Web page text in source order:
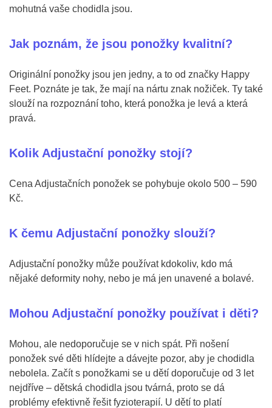
mohutná vaše chodidla jsou.
Jak poznám, že jsou ponožky kvalitní?
Originální ponožky jsou jen jedny, a to od značky Happy
Feet. Poznáte je tak, že mají na nártu znak nožiček. Ty také
slouží na rozpoznání toho, která ponožka je levá a která
pravá.
Kolik Adjustační ponožky stojí?
Cena Adjustačních ponožek se pohybuje okolo 500 – 590
Kč.
K čemu Adjustační ponožky slouží?
Adjustační ponožky může používat kdokoliv, kdo má
nějaké deformity nohy, nebo je má jen unavené a bolavé.
Mohou Adjustační ponožky používat i děti?
Mohou, ale nedoporučuje se v nich spát. Při nošení
ponožek své děti hlídejte a dávejte pozor, aby je chodidla
nebolela. Začít s ponožkami se u dětí doporučuje od 3 let
nejdříve – dětská chodidla jsou tvárná, proto se dá
problémy efektivně řešit fyzioterapií. U dětí to platí